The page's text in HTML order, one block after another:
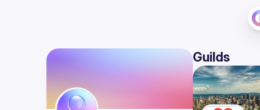
Guilds